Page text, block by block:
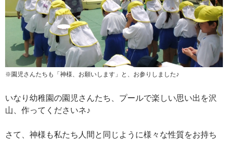
※園児さんたちも「神様、お願いします」と、お参りしました♪
いなり幼稚園の園児さんたち、プールで楽しい思い出を沢
山、作ってくださいネ♪
さて、神様も私たち人間と同じように様々な性質をお持ち